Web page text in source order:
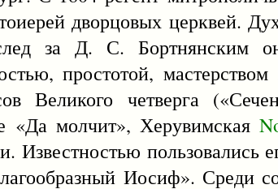
дворцовых церквей.
за Д. С. Бортнянским
простотой,
Великого четверга
«Да молчит», Херувимская
Известностью пользовались
Иосиф». Среди